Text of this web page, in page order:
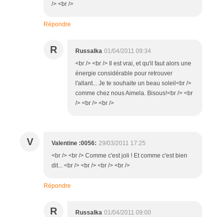
/> <br />
Répondre
R Russalka 01/04/2011 09:34
<br /> <br /> Il est vrai, et qu'il faut alors une
énergie considérable pour retrouver
l'allant... Je te souhaite un beau soleil<br />
comme chez nous Aimela. Bisous!<br /> <br
/> <br /> <br />
V Valentine :0056: 29/03/2011 17:25
<br /> <br /> Comme c'est joli ! Et comme c'est bien
dit... <br /> <br /> <br /> <br />
Répondre
R Russalka 01/04/2011 09:00